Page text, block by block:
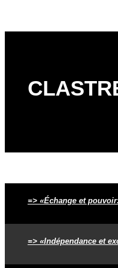
=> «Échange et
=> «Indépendance et